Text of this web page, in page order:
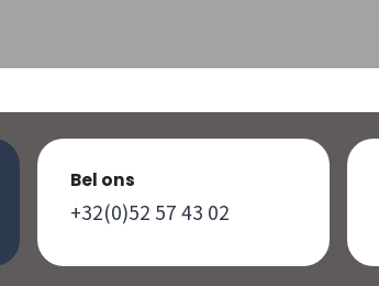
Bel ons
+32(0)52 57 43 02